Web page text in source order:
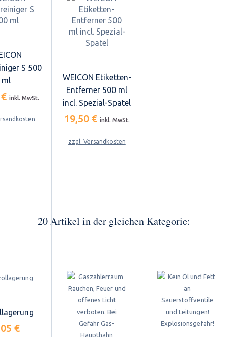
S 500
ml
inkl. MwSt.
WEICON Etiketten-
Entferner 500 ml
incl. Spezial-Spatel
19,50 € inkl. MwSt.
zzgl. Versandkosten
20 Artikel in der gleichen Kategorie:
€